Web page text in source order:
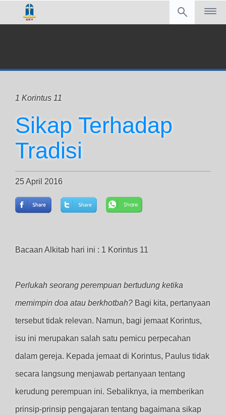
1 Korintus 11
Sikap Terhadap
Tradisi
25 April 2016
Bacaan Alkitab hari ini : 1 Korintus 11
Perlukah seorang perempuan bertudung ketika
memimpin doa atau berkhotbah? Bagi kita, pertanyaan
tersebut tidak relevan. Namun, bagi jemaat Korintus,
isu ini merupakan salah satu pemicu perpecahan
dalam gereja. Kepada jemaat di Korintus, Paulus tidak
secara langsung menjawab pertanyaan tentang
kerudung perempuan ini. Sebaliknya, ia memberikan
prinsip-prinsip pengajaran tentang bagaimana sikap